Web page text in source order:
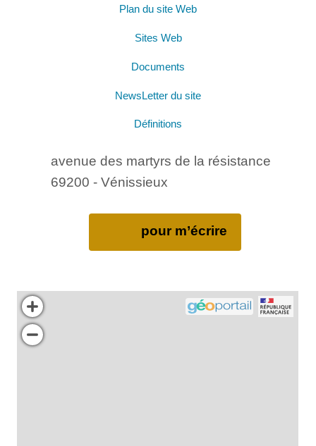
Plan du site Web
Sites Web
Documents
NewsLetter du site
Définitions
avenue des martyrs de la résistance
69200 - Vénissieux
pour m’écrire